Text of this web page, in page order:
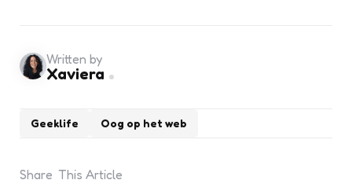
Geeklife Oog op het web
Written by
Xaviera
Share This Article